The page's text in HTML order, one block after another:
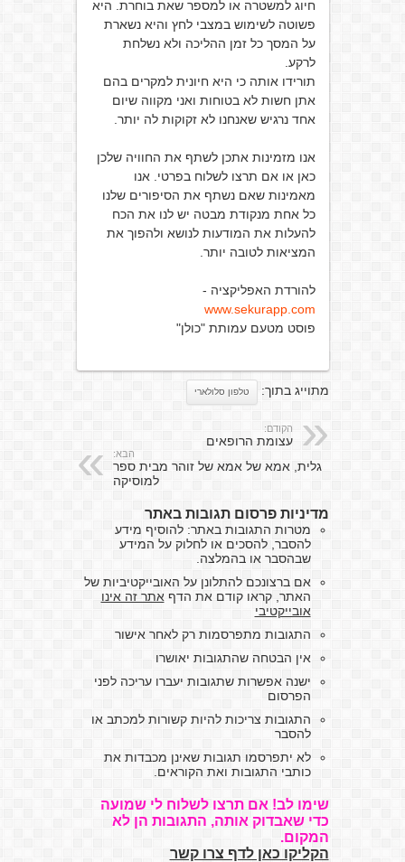
חיוג למשטרה או למספר שאת בוחרת. היא
פשוטה לשימוש במצבי לחץ והיא נשארת
על המסך כל זמן ההליכה ולא נשלחת
לרקע.
תורידו אותה כי היא חיונית למקרים בהם
אתן חשות לא בטוחות ואני מקווה שיום
אחד נרגיש שאנחנו לא זקוקות לה יותר.
אנו מזמינות אתכן לשתף את החוויה שלכן
כאן או אם תרצו לשלוח בפרטי. אנו
מאמינות שאם נשתף את הסיפורים שלנו
כל אחת מנקודת מבטה יש לנו את הכח
להעלות את המודעות לנושא ולהפוך את
המציאות לטובה יותר.
להורדת האפליקציה -
www.sekurapp.com
פוסט מטעם עמותת "כולן"
מתוייג בתוך: טלפון סלולארי
הקודם:
עצומת הרופאים
הבא:
גלית, אמא של אמא של זוהר מבית ספר
למוסיקה
מדיניות פרסום תגובות באתר
מטרות התגובות באתר: להוסיף מידע
להסבר, להסכים או לחלוק על המידע
שבהסבר או בהמלצה.
אם ברצונכם להתלונן על האובייקטיביות של
האתר, קראו קודם את הדףאתר זה אינו
אובייקטיבי
התגובות מתפרסמות רק לאחר אישור
אין הבטחה שהתגובות יאושרו
ישנה אפשרות שתגובות יעברו עריכה לפני
הפרסום
התגובות צריכות להיות קשורות למכתב או
להסבר
לא יתפרסמו תגובות שאינן מכבדות את
כותבי התגובות ואת הקוראים.
שימו לב! אם תרצו לשלוח לי שמועה
כדי שאבדוק אותה, התגובות הן לא
המקום.
הקליקו כאן לדף צרו קשר